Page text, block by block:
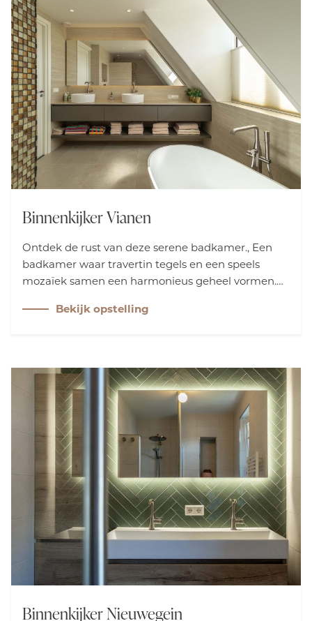
Binnenkijker Vianen
Ontdek de rust van deze serene badkamer., Een
badkamer waar travertin tegels en een speels
mozaïek samen een harmonieus geheel vormen.
Cosentino wastafelblad geeft een stijlvolle
Bekijk opstelling
Binnenkijker Nieuwegein